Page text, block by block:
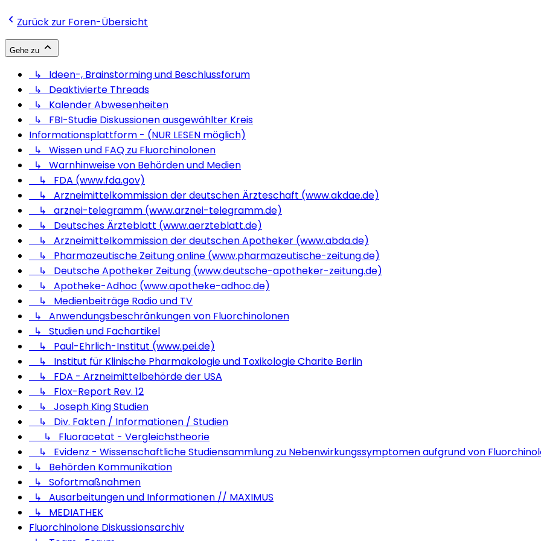
Zurück zur Foren-Übersicht
Gehe zu
↳ Ideen-, Brainstorming und Beschlussforum
↳ Deaktivierte Threads
↳ Kalender Abwesenheiten
↳ FBI-Studie Diskussionen ausgewählter Kreis
Informationsplattform - (NUR LESEN möglich)
↳ Wissen und FAQ zu Fluorchinolonen
↳ Warnhinweise von Behörden und Medien
↳ FDA (www.fda.gov)
↳ Arzneimittelkommission der deutschen Ärzteschaft (www.akdae.de)
↳ arznei-telegramm (www.arznei-telegramm.de)
↳ Deutsches Ärzteblatt (www.aerzteblatt.de)
↳ Arzneimittelkommission der deutschen Apotheker (www.abda.de)
↳ Pharmazeutische Zeitung online (www.pharmazeutische-zeitung.de)
↳ Deutsche Apotheker Zeitung (www.deutsche-apotheker-zeitung.de)
↳ Apotheke-Adhoc (www.apotheke-adhoc.de)
↳ Medienbeiträge Radio und TV
↳ Anwendungsbeschränkungen von Fluorchinolonen
↳ Studien und Fachartikel
↳ Paul-Ehrlich-Institut (www.pei.de)
↳ Institut für Klinische Pharmakologie und Toxikologie Charite Berlin
↳ FDA - Arzneimittelbehörde der USA
↳ Flox-Report Rev. 12
↳ Joseph King Studien
↳ Div. Fakten / Informationen / Studien
↳ Fluoracetat - Vergleichstheorie
↳ Evidenz - Wissenschaftliche Studiensammlung zu Nebenwirkungssymptomen aufgrund von
↳ Behörden Kommunikation
↳ Sofortmaßnahmen
↳ Ausarbeitungen und Informationen // MAXIMUS
↳ MEDIATHEK
Fluorchinolone Diskussionsarchiv